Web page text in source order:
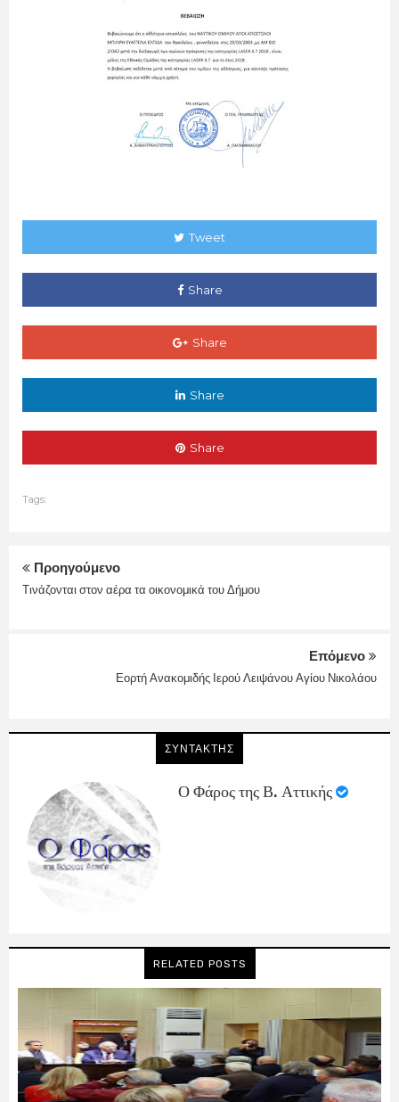
Tweet
Share
Share
Share
Share
Tags:
Προηγούμενο
Τινάζονται στον αέρα τα οικονομικά του Δήμου
Επόμενο
Εορτή Ανακομιδής Ιερού Λειψάνου Αγίου Νικολάου
ΣΥΝΤΑΚΤΗΣ
Ο Φάρος της Β. Αττικής
RELATED POSTS